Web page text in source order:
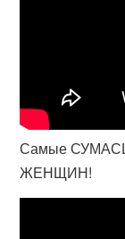
Самые
ЖЕНЩИН!